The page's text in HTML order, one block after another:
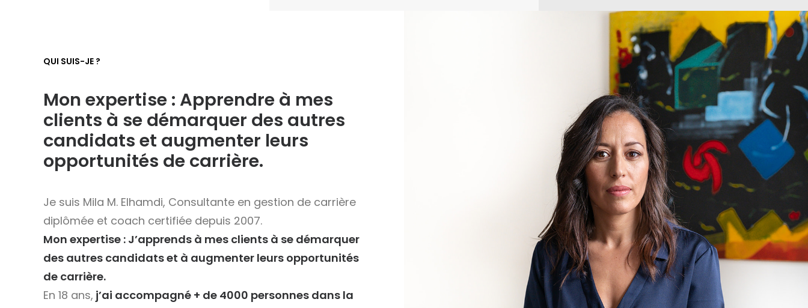
QUI SUIS-JE ?
Mon expertise : Apprendre à mes
clients à se démarquer des autres
candidats et augmenter leurs
opportunités de carrière.
Je suis Mila M. Elhamdi, Consultante en gestion de carrière
diplômée et coach certifiée depuis 2007.
Mon expertise : J’apprends à mes clients à se démarquer
des autres candidats et à augmenter leurs opportunités
de carrière.
En 18 ans, j’ai accompagné + de 4000 personnes dans la